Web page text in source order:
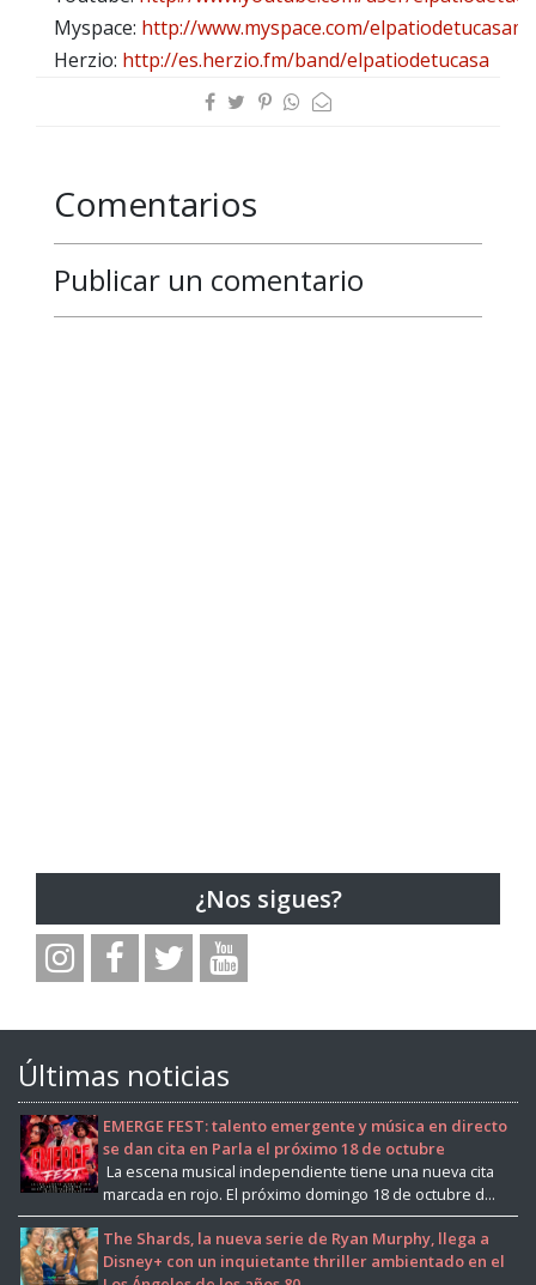
Myspace: http://www.myspace.com/
Herzio: http://es.herzio.fm/band/elpatiodetucasa
Comentarios
Publicar un comentario
¿Nos sigues?
Últimas noticias
EMERGE FEST: talento emergente y música en directo
se dan cita en Parla el próximo 18 de octubre
La escena musical independiente tiene una nueva cita
marcada en rojo. El próximo domingo 18 de octubre d...
The Shards, la nueva serie de Ryan Murphy, llega a
Disney+ con un inquietante thriller ambientado en el